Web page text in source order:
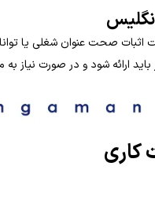
صحت عنوان شغلی یا
ارائه شود و در صورت نیاز به
کاری